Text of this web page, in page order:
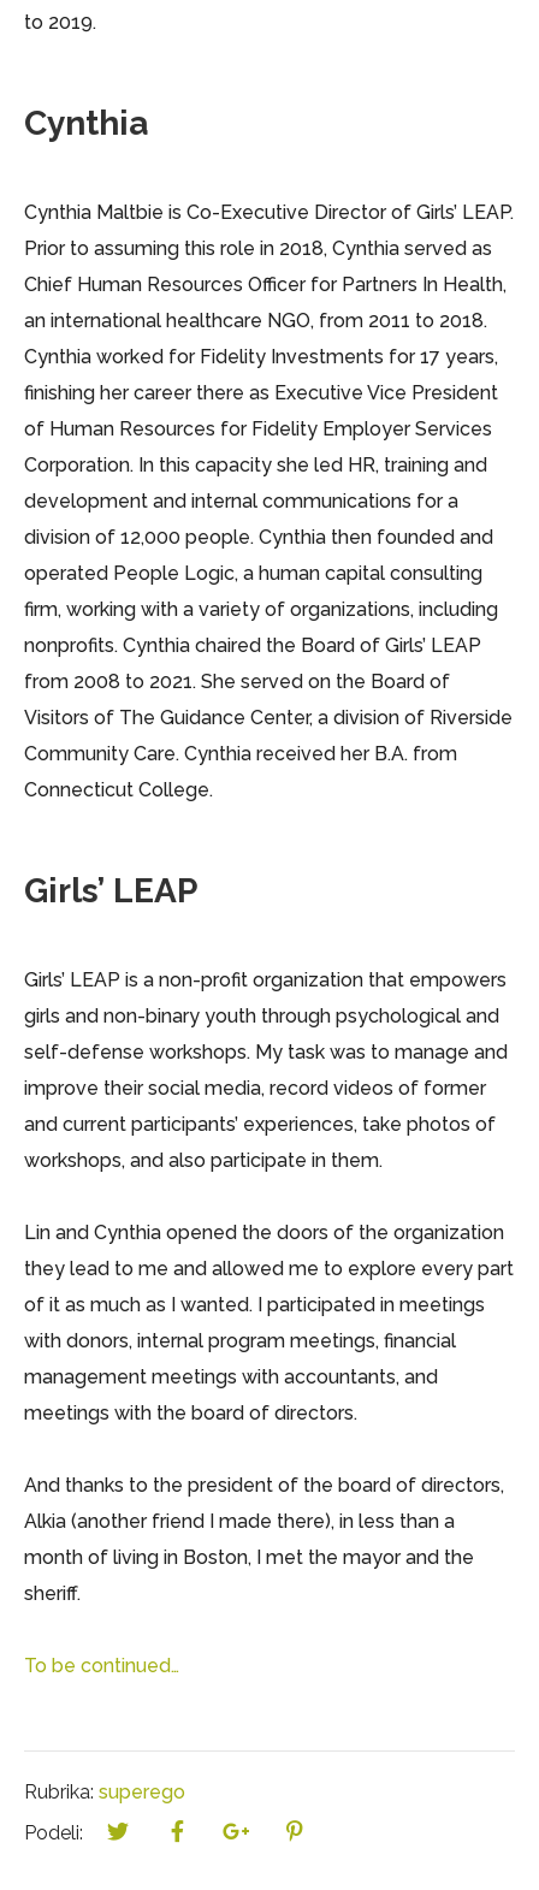
to 2019.
Cynthia
Cynthia Maltbie is Co-Executive Director of Girls’ LEAP.
Prior to assuming this role in 2018, Cynthia served as
Chief Human Resources Officer for Partners In Health,
an international healthcare NGO, from 2011 to 2018.
Cynthia worked for Fidelity Investments for 17 years,
finishing her career there as Executive Vice President
of Human Resources for Fidelity Employer Services
Corporation. In this capacity she led HR, training and
development and internal communications for a
division of 12,000 people. Cynthia then founded and
operated People Logic, a human capital consulting
firm, working with a variety of organizations, including
nonprofits. Cynthia chaired the Board of Girls’ LEAP
from 2008 to 2021. She served on the Board of
Visitors of The Guidance Center, a division of Riverside
Community Care. Cynthia received her B.A. from
Connecticut College.
Girls’ LEAP
Girls’ LEAP is a non-profit organization that empowers
girls and non-binary youth through psychological and
self-defense workshops. My task was to manage and
improve their social media, record videos of former
and current participants’ experiences, take photos of
workshops, and also participate in them.
Lin and Cynthia opened the doors of the organization
they lead to me and allowed me to explore every part
of it as much as I wanted. I participated in meetings
with donors, internal program meetings, financial
management meetings with accountants, and
meetings with the board of directors.
And thanks to the president of the board of directors,
Alkia (another friend I made there), in less than a
month of living in Boston, I met the mayor and the
sheriff.
To be continued…
Rubrika: superego
Podeli: